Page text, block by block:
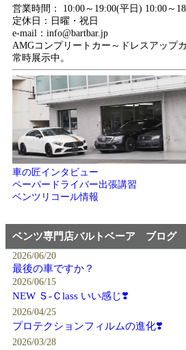
営業時間： 10:00～19:00(平日) 10:00～
定休日：日曜・祝日
e-mail：info@bartbar.jp
AMGコンプリートカー～ドレスアップ
常時展示中。
車の匠インタビュー
ペーパードライバー出張講習
ベンツリコール情報
ベンツ専門店バルトベーア ブログ
2026/06/20
最後の車ですか？
2026/06/15
NEW Ｓ-Ｃlass いい感じ❣️
2026/04/25
プロテクションフィルムの進化❣️
2026/03/28